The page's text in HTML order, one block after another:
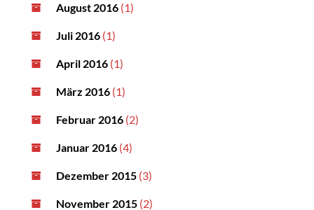
August 2016 (1)
Juli 2016 (1)
April 2016 (1)
März 2016 (1)
Februar 2016 (2)
Januar 2016 (4)
Dezember 2015 (3)
November 2015 (2)